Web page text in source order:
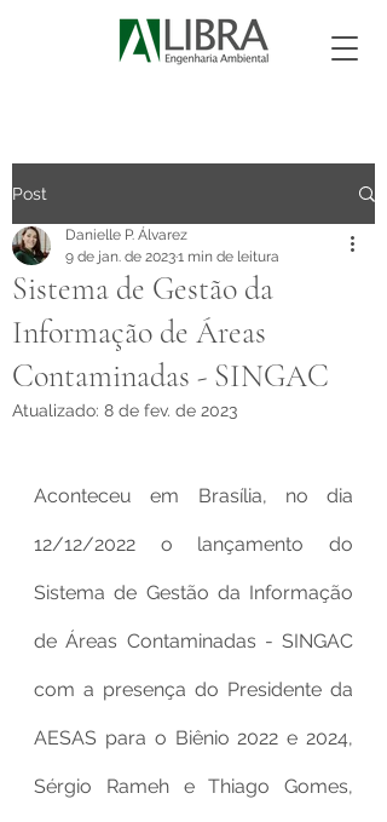
Post
Sistema de Gestão da
Informação de Áreas
Contaminadas - SINGAC
Danielle P. Álvarez
9 de jan. de 20231 min de leitura
Atualizado: 8 de fev. de 2023
Aconteceu em Brasília, no dia
12/12/2022 o lançamento do
Sistema de Gestão da Informação
de Áreas Contaminadas - SINGAC
com a presença do Presidente da
AESAS para o Biênio 2022 e 2024,
Sérgio Rameh e Thiago Gomes,